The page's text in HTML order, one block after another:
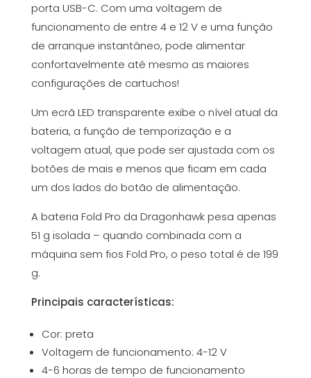
porta USB-C. Com uma voltagem de
funcionamento de entre 4 e 12 V e uma função
de arranque instantâneo, pode alimentar
confortavelmente até mesmo as maiores
configurações de cartuchos!
Um ecrã LED transparente exibe o nível atual da
bateria, a função de temporização e a
voltagem atual, que pode ser ajustada com os
botões de mais e menos que ficam em cada
um dos lados do botão de alimentação.
A bateria Fold Pro da Dragonhawk pesa apenas
51 g isolada – quando combinada com a
máquina sem fios Fold Pro, o peso total é de 199
g.
Principais características:
Cor: preta
Voltagem de funcionamento: 4-12 V
4-6 horas de tempo de funcionamento